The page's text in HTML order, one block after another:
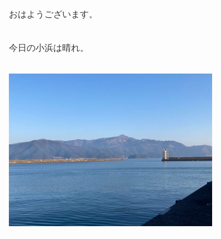
おはようございます。
今日の小浜は晴れ。